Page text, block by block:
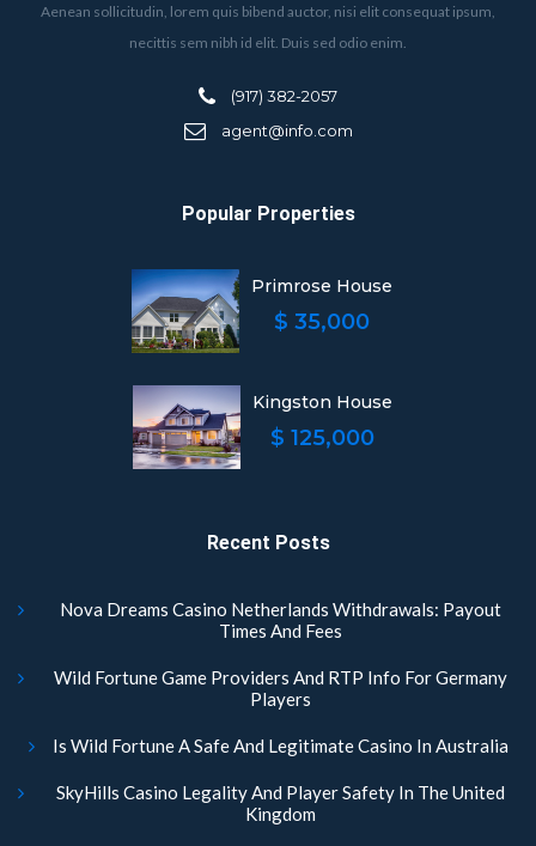
Aenean sollicitudin, lorem quis bibend auctor, nisi elit consequat ipsum,
necittis sem nibh id elit. Duis sed odio enim.
(917) 382-2057
agent@info.com
Popular Properties
Primrose House
$ 35,000
Kingston House
$ 125,000
Recent Posts
Nova Dreams Casino Netherlands Withdrawals: Payout
Times And Fees
Wild Fortune Game Providers And RTP Info For Germany
Players
Is Wild Fortune A Safe And Legitimate Casino In Australia
SkyHills Casino Legality And Player Safety In The United
Kingdom